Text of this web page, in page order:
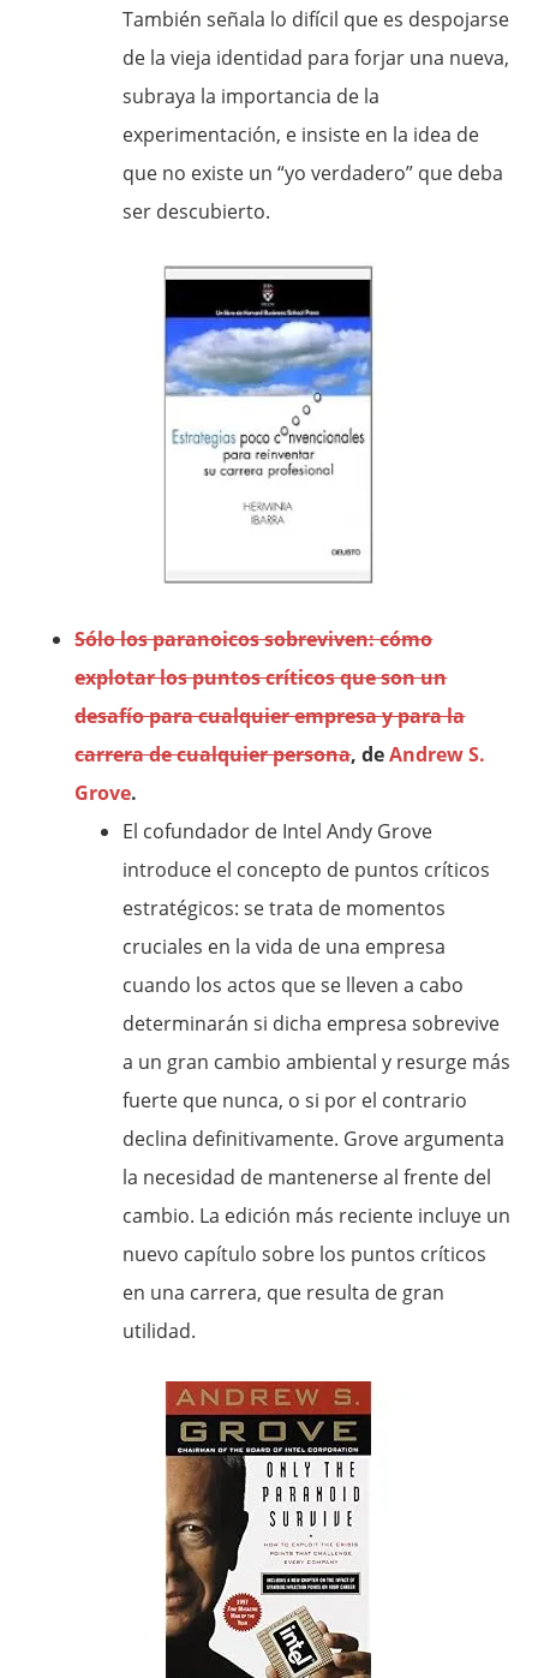
También señala lo difícil que es despojarse
de la vieja identidad para forjar una nueva,
subraya la importancia de la
experimentación, e insiste en la idea de
que no existe un “yo verdadero” que deba
ser descubierto.
Sólo los paranoicos sobreviven: cómo
explotar los puntos críticos que son un
desafío para cualquier empresa y para la
carrera de cualquier persona, deAndrew S.
Grove.
El cofundador de Intel Andy Grove
introduce el concepto de puntos críticos
estratégicos: se trata de momentos
cruciales en la vida de una empresa
cuando los actos que se lleven a cabo
determinarán si dicha empresa sobrevive
a un gran cambio ambiental y resurge más
fuerte que nunca, o si por el contrario
declina definitivamente. Grove argumenta
la necesidad de mantenerse al frente del
cambio. La edición más reciente incluye un
nuevo capítulo sobre los puntos críticos
en una carrera, que resulta de gran
utilidad.